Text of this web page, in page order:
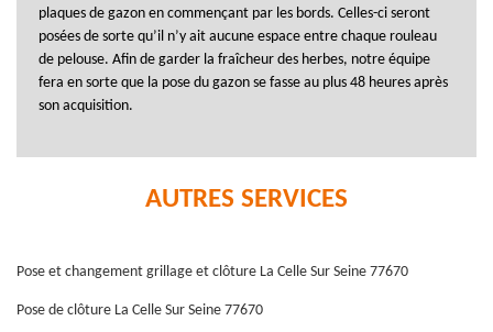
plaques de gazon en commençant par les bords. Celles-ci seront
posées de sorte qu’il n’y ait aucune espace entre chaque rouleau
de pelouse. Afin de garder la fraîcheur des herbes, notre équipe
fera en sorte que la pose du gazon se fasse au plus 48 heures après
son acquisition.
AUTRES SERVICES
Pose et changement grillage et clôture La Celle Sur Seine 77670
Pose de clôture La Celle Sur Seine 77670